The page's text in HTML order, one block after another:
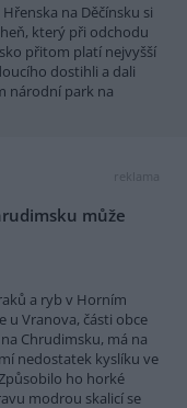
na Děčínsku si
který při odchodu
přitom platí nejvyšší
dostihli a dali
národní park na
reklama
může
a ryb v Horním
u Vranova, části obce
Chrudimsku, má na
nedostatek kyslíku ve
ho horké
modrou skalicí se